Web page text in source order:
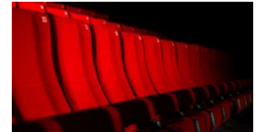
après
avant
Cinémas,
théâtres,
spectacles
:
le
juge